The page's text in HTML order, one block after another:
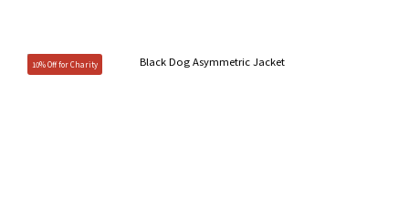
10% Off for Charity